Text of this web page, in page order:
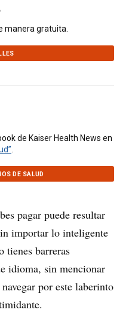
manera gratuita.
de Kaiser Health News en
.
DE SALUD
pagar puede resultar
importar lo inteligente
tienes barreras
idioma, sin mencionar
por este laberinto